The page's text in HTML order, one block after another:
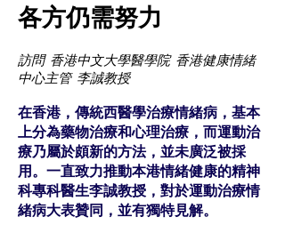
各方仍需努力
訪問 香港中文大學醫學院 香港健康情緒
中心主管 李誠教授
在香港，傳統西醫學治療情緒病，基本
上分為藥物治療和心理治療，而運動治
療乃屬於頗新的方法，並未廣泛被採
用。一直致力推動本港情緒健康的精神
科專科醫生李誠教授，對於運動治療情
緒病大表贊同，並有獨特見解。